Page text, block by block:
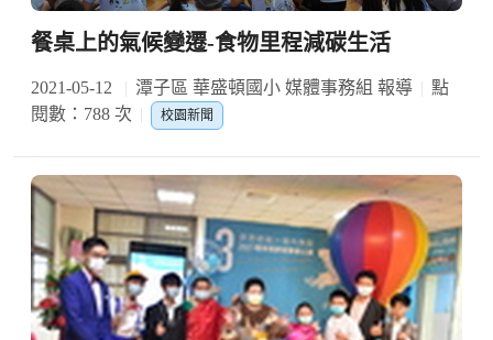
餐桌上的氣候變遷-食物里程減碳生活
2021-05-12 潭子區 華盛頓國小 媒體事務組 報導
點
閱數：788 次
校園新聞